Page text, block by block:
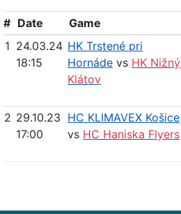
# Date Game
1 24.03.24
18:15
HK Trstené pri
Hornáde vs HK Nižný
Klátov
2 29.10.23
17:00
HC KLIMAVEX Košice
vs HC Haniska Flyers